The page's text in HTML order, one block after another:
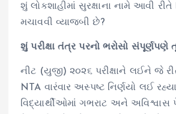
શું લોકશાહીમાં સુરક્ષાના નામે આવી
મચાવવી વ્યાજબી છે?
શું પરીક્ષા તંત્ર પરનો ભરોસો સંપૂર્ણપણે
નીટ (યુજી) ૨૦૨૬ પરીક્ષાને લઈને જે
NTA વારંવાર અસ્પષ્ટ નિર્ણયો લઈ
વિદ્યાર્થીઓમાં ગભરાટ અને અવિશ્વાસ